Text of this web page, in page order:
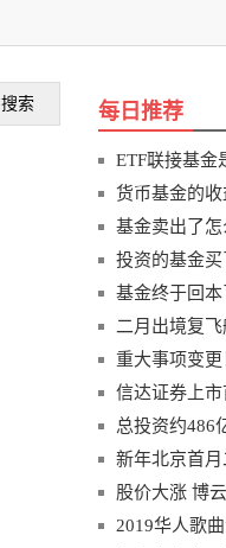
搜索 每日推荐
ETF联接基金
联
货币基金的
基金卖出了
投资的基金
基金终于回
二月出境复
重大事项变
信达证券上
总投资约486
新年北京首
股价大涨 博
2019华人歌